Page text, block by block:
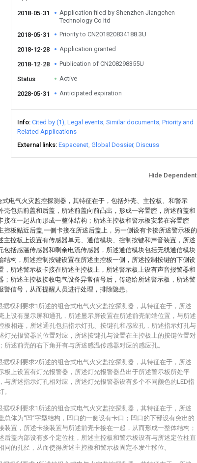
2018-05-31
Application filed by Shenzhen Jiangchen
Technology Co ltd
2018-05-31
Priority to CN201820834188.3U
2018-12-28 Application granted
2018-12-28 Publication of CN208298355U
Status Active
2028-05-31 Anticipated expiration
Info Cited by (1) Legal events Similar documents Priority and
Related Applications
External links Espacenet Global Dossier Discuss
Hide Dependent
式电气火灾监控探测器，其特征在于，包括外壳、主控板、和警示
壳包括前盖和后盖，所述前盖向前凸出，形成一容置腔，所述前盖和
接在一起从而形成一整体结构；所述主控板和警示板安装在容置腔
控板贴近后盖,一侧卡接在所述后盖上，另一侧设有卡接所述警示板的
主控板上设置有传感器单元、通信模块、控制按键和声音装置，所述
包括感温传感器和剩余电流传感器，所述通信模块包括无线通信模块
结构，所述控制按键设置在所述主控板一侧，所述控制按键的下侧设
，所述警示板卡接在所述主控板上，所述警示板上设有声音报警器和
；所述主控板接收电气设备异常信号后，传递给所述警示板，所述警
警信号，从而提醒人员进行处理，排除隐患。
据权利要求1所述的组合式电气火灾监控探测器，其特征在于，所述
上设有显示屏和通孔，所述显示屏设置在所述前壳前端位置，与所述
板相连，所述通孔包括指示灯孔、按键孔和感应孔，所述指示灯孔与
灯光报警器的位置对应，所述按键孔与设置在主控板上的按键位置对
所述前壳的右下角开有与所述感温传感器对应的感应孔。
据权利要求2所述的组合式电气火灾监控探测器，其特征在于，所述
板上设置有灯光报警器，所述灯光报警器凸出于所述警示板所处平
与所述指示灯孔相对应，所述灯光报警器设有多个不同颜色的LED指
。
据权利要求1所述的组合式电气火灾监控探测器，其特征在于，所述
总体为“凹”字型结构，凹口的一侧设有卡口；凹口的下部设有突出的
装置，所述卡接装置与所述前壳卡接在一起，从而形成一整体结构；
后盖内部设有多个定位柱，所述主控板和警示板设有与所述定位柱直
同的孔径，从而使得所述主控板和警示板固定不发生移位。